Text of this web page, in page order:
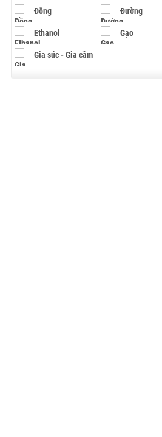
Đồng Đường
Ethanol Gạo
Gia súc - Gia cầm